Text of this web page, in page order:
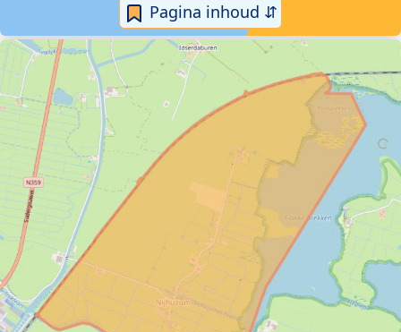
Pagina inhoud ⇵